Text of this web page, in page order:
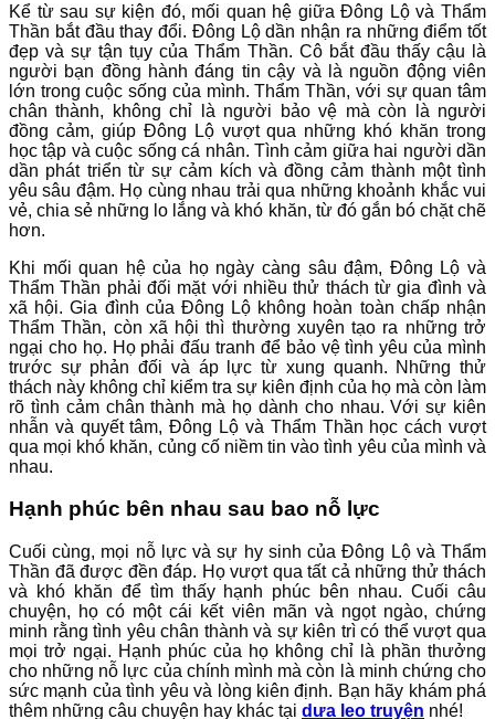
Kể từ sau sự kiện đó, mối quan hệ giữa Đông Lộ và Thẩm
Thần bắt đầu thay đổi. Đông Lộ dần nhận ra những điểm tốt
đẹp và sự tận tụy của Thẩm Thần. Cô bắt đầu thấy cậu là
người bạn đồng hành đáng tin cậy và là nguồn động viên
lớn trong cuộc sống của mình. Thẩm Thần, với sự quan tâm
chân thành, không chỉ là người bảo vệ mà còn là người
đồng cảm, giúp Đông Lộ vượt qua những khó khăn trong
học tập và cuộc sống cá nhân. Tình cảm giữa hai người dần
dần phát triển từ sự cảm kích và đồng cảm thành một tình
yêu sâu đậm. Họ cùng nhau trải qua những khoảnh khắc vui
vẻ, chia sẻ những lo lắng và khó khăn, từ đó gắn bó chặt chẽ
hơn.
Khi mối quan hệ của họ ngày càng sâu đậm, Đông Lộ và
Thẩm Thần phải đối mặt với nhiều thử thách từ gia đình và
xã hội. Gia đình của Đông Lộ không hoàn toàn chấp nhận
Thẩm Thần, còn xã hội thì thường xuyên tạo ra những trở
ngại cho họ. Họ phải đấu tranh để bảo vệ tình yêu của mình
trước sự phản đối và áp lực từ xung quanh. Những thử
thách này không chỉ kiểm tra sự kiên định của họ mà còn làm
rõ tình cảm chân thành mà họ dành cho nhau. Với sự kiên
nhẫn và quyết tâm, Đông Lộ và Thẩm Thần học cách vượt
qua mọi khó khăn, củng cố niềm tin vào tình yêu của mình và
nhau.
Hạnh phúc bên nhau sau bao nỗ lực
Cuối cùng, mọi nỗ lực và sự hy sinh của Đông Lộ và Thẩm
Thần đã được đền đáp. Họ vượt qua tất cả những thử thách
và khó khăn để tìm thấy hạnh phúc bên nhau. Cuối câu
chuyện, họ có một cái kết viên mãn và ngọt ngào, chứng
minh rằng tình yêu chân thành và sự kiên trì có thể vượt qua
mọi trở ngại. Hạnh phúc của họ không chỉ là phần thưởng
cho những nỗ lực của chính mình mà còn là minh chứng cho
sức mạnh của tình yêu và lòng kiên định. Bạn hãy khám phá
thêm những câu chuyện hay khác tại dưa leo truyện nhé!